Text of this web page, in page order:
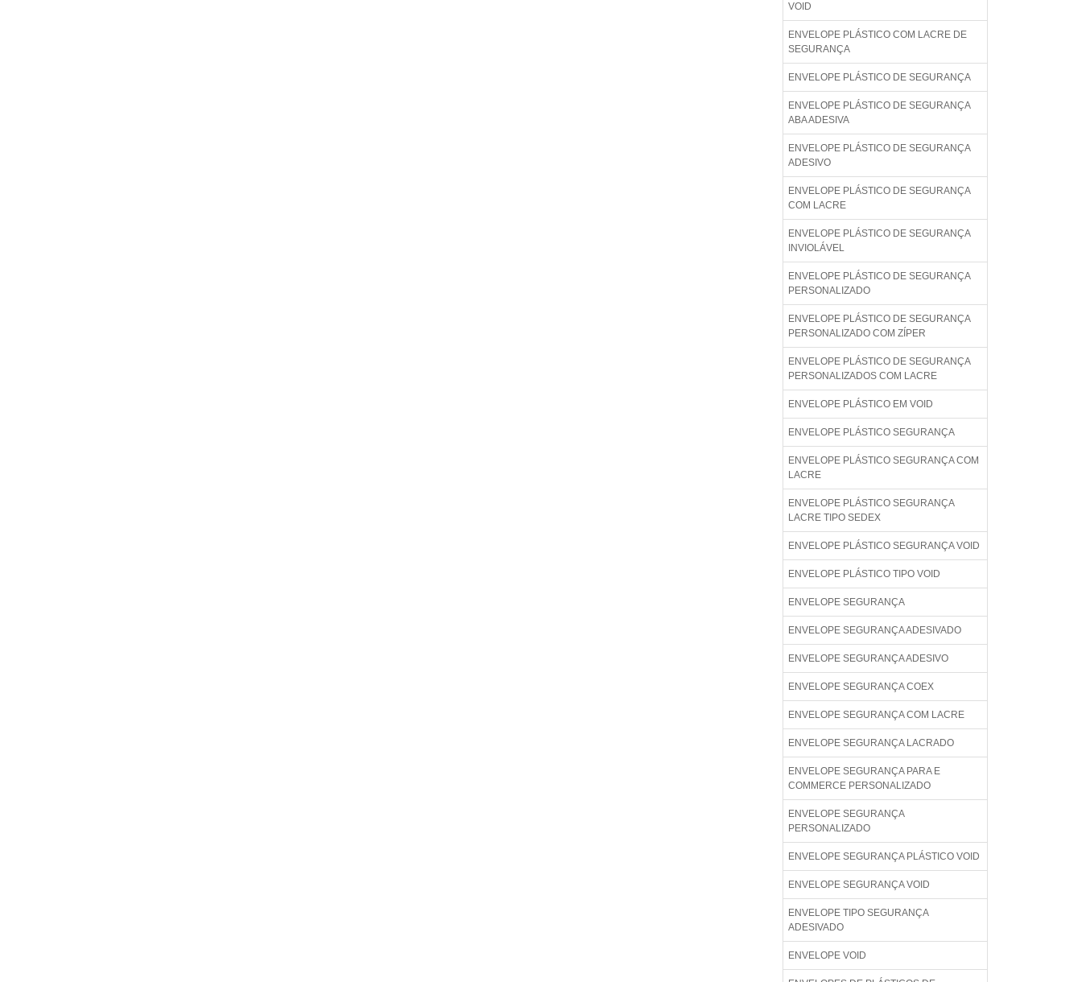
VOID
ENVELOPE PLÁSTICO COM LACRE DE
SEGURANÇA
ENVELOPE PLÁSTICO DE SEGURANÇA
ENVELOPE PLÁSTICO DE SEGURANÇA
ABA ADESIVA
ENVELOPE PLÁSTICO DE SEGURANÇA
ADESIVO
ENVELOPE PLÁSTICO DE SEGURANÇA
COM LACRE
ENVELOPE PLÁSTICO DE SEGURANÇA
INVIOLÁVEL
ENVELOPE PLÁSTICO DE SEGURANÇA
PERSONALIZADO
ENVELOPE PLÁSTICO DE SEGURANÇA
PERSONALIZADO COM ZÍPER
ENVELOPE PLÁSTICO DE SEGURANÇA
PERSONALIZADOS COM LACRE
ENVELOPE PLÁSTICO EM VOID
ENVELOPE PLÁSTICO SEGURANÇA
ENVELOPE PLÁSTICO SEGURANÇA COM
LACRE
ENVELOPE PLÁSTICO SEGURANÇA
LACRE TIPO SEDEX
ENVELOPE PLÁSTICO SEGURANÇA VOID
ENVELOPE PLÁSTICO TIPO VOID
ENVELOPE SEGURANÇA
ENVELOPE SEGURANÇA ADESIVADO
ENVELOPE SEGURANÇA ADESIVO
ENVELOPE SEGURANÇA COEX
ENVELOPE SEGURANÇA COM LACRE
ENVELOPE SEGURANÇA LACRADO
ENVELOPE SEGURANÇA PARA E
COMMERCE PERSONALIZADO
ENVELOPE SEGURANÇA
PERSONALIZADO
ENVELOPE SEGURANÇA PLÁSTICO VOID
ENVELOPE SEGURANÇA VOID
ENVELOPE TIPO SEGURANÇA
ADESIVADO
ENVELOPE VOID